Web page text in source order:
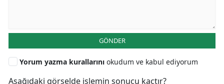
GÖNDER
Yorum yazma kurallarını okudum ve kabul ediyorum
Aşağıdaki görselde işlemin sonucu kaçtır?